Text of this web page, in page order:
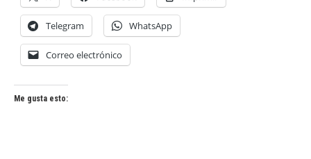
Telegram WhatsApp
Correo electrónico
Me gusta esto: